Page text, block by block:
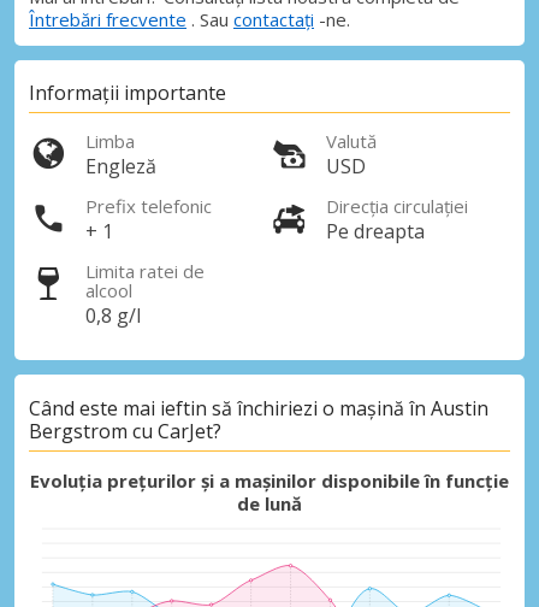
Accesați ofertele exclusive ale
furnizorilor noștri
Întrebări frecvente . Sau contactați -ne.
Informații importante
Limba
Engleză
Valută
USD
Prefix telefonic
+ 1
Direcția circulației
Pe dreapta
Limita ratei de
alcool
0,8 g/l
Când este mai ieftin să închiriezi o mașină în Austin
Bergstrom cu CarJet?
Evoluția prețurilor și a mașinilor disponibile în funcție
de lună